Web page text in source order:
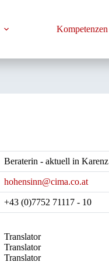
Kompetenzen
Beraterin - aktuell in Karenz
hohensinn@cima.co.at
+43 (0)7752 71117 - 10
Translator
Translator
Translator